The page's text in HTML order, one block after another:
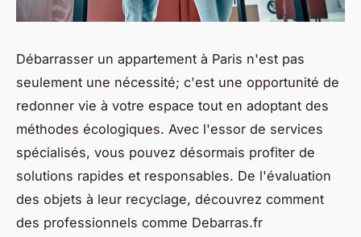
Débarrasser un appartement à Paris n'est pas
seulement une nécessité; c'est une opportunité de
redonner vie à votre espace tout en adoptant des
méthodes écologiques. Avec l'essor de services
spécialisés, vous pouvez désormais profiter de
solutions rapides et responsables. De l'évaluation
des objets à leur recyclage, découvrez comment
des professionnels comme Debarras.fr